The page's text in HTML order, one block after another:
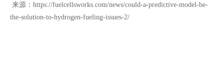
来源： https://fuelcellsworks.com/news/could-a-predictive-model-be-
the-solution-to-hydrogen-fueling-issues-2/